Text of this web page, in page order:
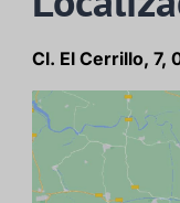
Cl. El Cerrillo, 7,